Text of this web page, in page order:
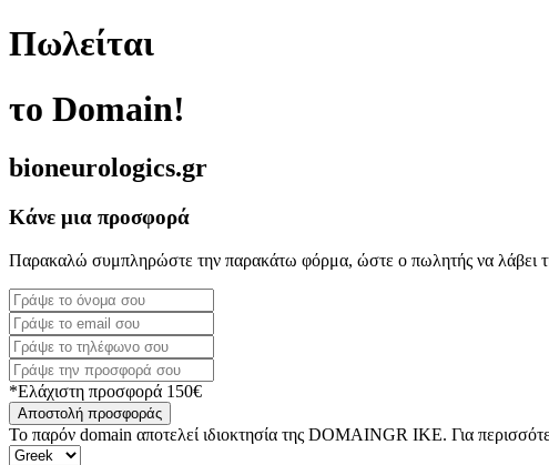
Πωλείται
το Domain!
bioneurologics.gr
Κάνε μια προσφορά
Παρακαλώ συμπληρώστε την παρακάτω φόρμα, ώστε ο πωλητής να λάβει
*Ελάχιστη προσφορά 150€
Αποστολή προσφοράς
Το παρόν domain αποτελεί ιδιοκτησία της DOMAINGR ΙΚΕ. Για